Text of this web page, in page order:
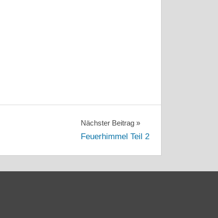
Nächster Beitrag
Feuerhimmel Teil 2